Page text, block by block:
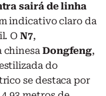
sairá de linha
indicativo claro da
ON7,
chinesa Dongfeng,
do
se destaca por